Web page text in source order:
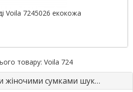
Voila 7245026 екокожа
товару: Voila 724
сумками шукають